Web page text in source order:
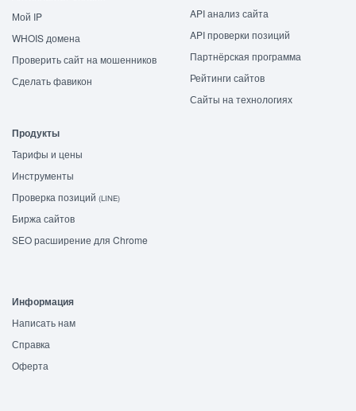
Мой IP
WHOIS домена
Проверить сайт на мошенников
Сделать фавикон
API анализ сайта
API проверки позиций
Партнёрская программа
Рейтинги сайтов
Сайты на технологиях
Продукты
Тарифы и цены
Инструменты
Проверка позиций (LINE)
Биржа сайтов
SEO расширение для Chrome
Информация
Написать нам
Справка
Оферта